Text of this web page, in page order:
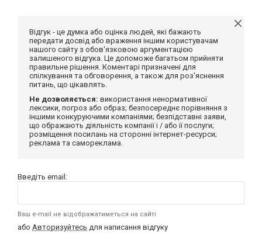
Відгук - це думка або оцінка людей, які бажають
передати досвід або враження іншим користувачам
нашого сайту з обов'язковою аргументацією
залишеного відгука. Це допоможе багатьом прийняти
правильне рішення. Коментарі призначені для
спілкування та обговорення, а також для роз'яснення
питань, що цікавлять.
Не дозволяється: використання ненормативної
лексики, погроз або образ; безпосереднє порівняння з
іншими конкуруючими компаніями; безпідставні заяви,
що ображають діяльність компанії і / або її послуги;
розміщення посилань на сторонні інтернет-ресурси;
реклама та самореклама.
Введіть email:
Ваш e-mail не відображатиметься на сайті
або Авторизуйтесь для написання відгуку